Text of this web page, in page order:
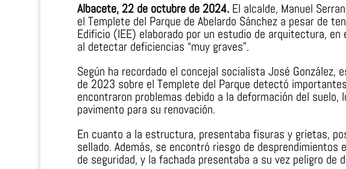
Albacete, 22 de octubre de 2024.El alcalde, Manuel
el Templete del Parque de Abelardo Sánchez a pesar de
Edificio (IEE) elaborado por un estudio de arquitectura, en
al detectar deficiencias “muy graves”.
Según ha recordado el concejal socialista José González,
de 2023 sobre el Templete del Parque detectó
encontraron problemas debido a la deformación del
pavimento para su renovación.
En cuanto a la estructura, presentaba fisuras y grietas,
sellado. Además, se encontró riesgo de
de seguridad, y la fachada presentaba a su vez peligro de